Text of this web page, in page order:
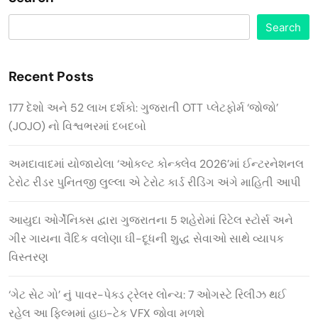
Search
Recent Posts
177 દેશો અને 52 લાખ દર્શકો: ગુજરાતી OTT પ્લેટફોર્મ ‘જોજો’
(JOJO) નો વિશ્વભરમાં દબદબો
અમદાવાદમાં યોજાયેલા ‘ઓકલ્ટ કોન્ક્લેવ 2026’માં ઈન્ટરનેશનલ
ટેરોટ રીડર પુનિતજી લુલ્લા એ ટેરોટ કાર્ડ રીડિંગ અંગે માહિતી આપી
આયુદા ઓર્ગેનિક્સ દ્વારા ગુજરાતના 5 શહેરોમાં રિટેલ સ્ટોર્સ અને
ગીર ગાયના વૈદિક વલોણા ઘી-દૂધની શુદ્ધ સેવાઓ સાથે વ્યાપક
વિસ્તરણ
‘ગેટ સેટ ગો’ નું પાવર-પેક્ડ ટ્રેલર લોન્ચ: 7 ઓગસ્ટે રિલીઝ થઈ
રહેલ આ ફિલ્મમાં હાઇ-ટેક VFX જોવા મળશે